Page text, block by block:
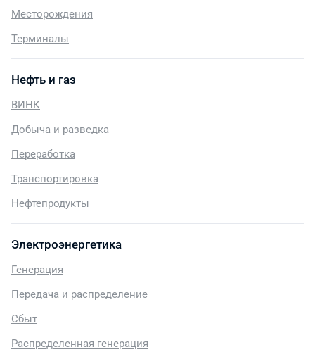
Месторождения
Терминалы
Нефть и газ
ВИНК
Добыча и разведка
Переработка
Транспортировка
Нефтепродукты
Электроэнергетика
Генерация
Передача и распределение
Сбыт
Распределенная генерация